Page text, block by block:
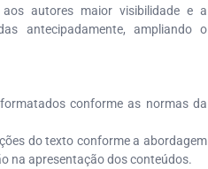
autores maior visibilidade e a
antecipadamente, ampliando o
conforme as normas da
do texto conforme a abordagem
na apresentação dos conteúdos.